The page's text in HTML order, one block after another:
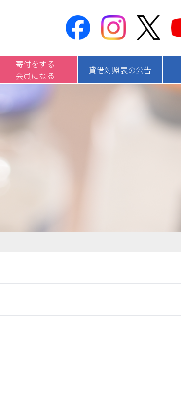
寄付をする
会員になる
貸借対照表の公告